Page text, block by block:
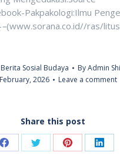
Pakpakologi:Ilmu
–(www.sorana.co.id//ras/
Berita Sosial Budaya ByAdmin
2026
Leave a comment
Share this post
Share Share Share Share